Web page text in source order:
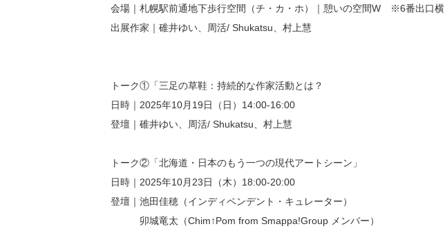
会場｜札幌駅前通地下歩行空間（チ・カ・ホ）｜憩いの空間W ※6番出口横
出展作家｜碓井ゆい、周活/ Shukatsu、村上慧
トーク①「三足の草鞋：持続的な作家活動とは？
日時｜2025年10月19日（日）14:00-16:00
登壇｜碓井ゆい、周活/ Shukatsu、村上慧
トーク②「北海道・日本のもう一つの現代アートシーン」
日時｜2025年10月23日（木）18:00-20:00
登壇｜池田佳穂（インディペンデント・キュレーター）
卯城竜太（Chim↑Pom from Smappa!Group メンバー）